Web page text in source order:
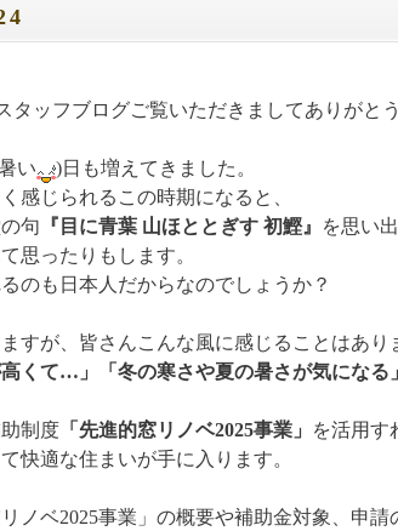
タッフブログご覧いただきましてありがと
い
)日も増えてきました。
感じられるこの時期になると、
句 『目に青葉 山ほととぎす 初鰹』
を思い
思ったりもします。
のも日本人だからなのでしょうか？
すが、皆さんこんな風に感じることはあり
高くて…」「冬の寒さや夏の暑さが気にな
制度 「先進的窓リノベ2025事業」
を活用す
快適な住まいが手に入ります。
ノベ2025事業」の概要や補助金対象、申